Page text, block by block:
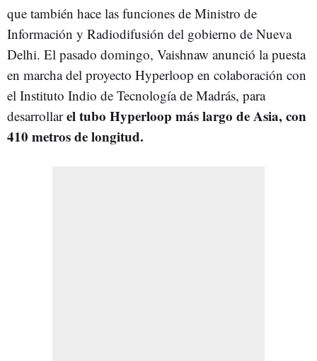
que también hace las funciones de Ministro de
Información y Radiodifusión del gobierno de Nueva
Delhi. El pasado domingo, Vaishnaw anunció la puesta
en marcha del proyecto Hyperloop en colaboración con
el Instituto Indio de Tecnología de Madrás, para
desarrollarel tubo Hyperloop más largo de Asia, con
410 metros de longitud.